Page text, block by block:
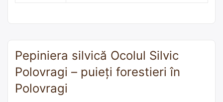
Pepiniera silvică Ocolul Silvic
Polovragi – puieți forestieri în
Polovragi